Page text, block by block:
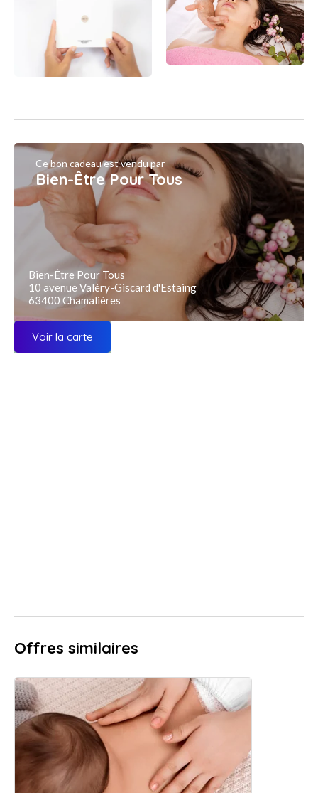
Ce bon cadeau est vendu par
Bien-Être Pour Tous
Bien-Être Pour Tous
10 avenue Valéry-Giscard d'Estaing
63400 Chamalières
Voir la carte
Offres similaires